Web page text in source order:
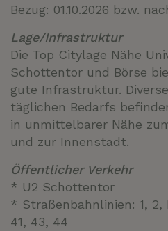
Bezug: 01.10.2026 bzw.
Lage/Infrastruktur
Die Top Citylage Nähe
Schottentor und Börse
gute Infrastruktur.
täglichen Bedarfs
in unmittelbarer Nähe
und zur Innenstadt.
Öffentlicher Verkehr
* U2 Schottentor
* Straßenbahnlinien: 1, 2,
41, 43, 44